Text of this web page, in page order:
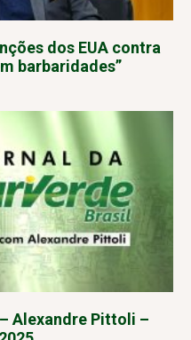
dos EUA contra
barbaridades”
Alexandre Pittoli –